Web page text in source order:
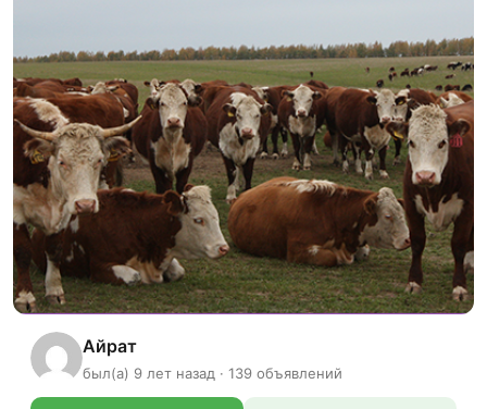
Айрат
был(а) 9 лет назад · 139 объявлений